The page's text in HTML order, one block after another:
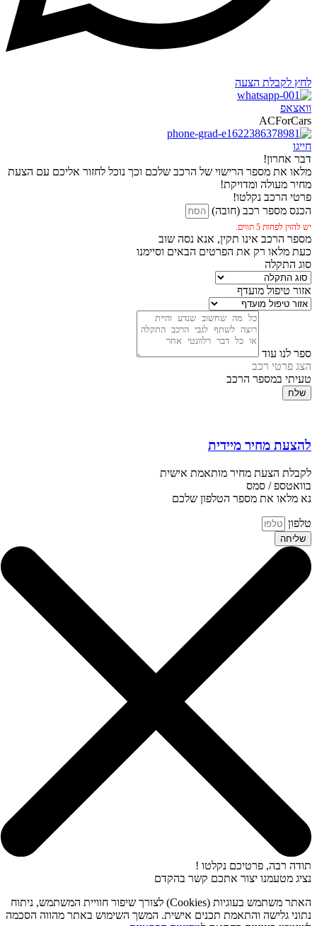
לחץ לקבלת הצעה
וואצאפ
ACForCars
חייגו
דבר אחרון!
מלאו את מספר הרישוי של הרכב שלכם וכך נוכל לחזור אליכם עם הצעת
מחיר מעולה ומדויקת!
פרטי הרכב נקלטו!
הכנס מספר רכב (חובה)
יש להזין לפחות 5 תווים.
מספר הרכב אינו תקין, אנא נסה שוב
כעת מלאו רק את הפרטים הבאים וסיימנו
סוג התקלה
אזור טיפול מועדף
ספר לנו עוד
הצג פרטי רכב
טעיתי במספר הרכב
שלח
להצעת מחיר מיידית
לקבלת הצעת מחיר מותאמת אישית
בוואטספ / סמס
נא מלאו את מספר הטלפון שלכם
טלפון
שליחה
תודה רבה, פרטיכם נקלטו !
נציג מטעמנו יצור אתכם קשר בהקדם
האתר משתמש בעוגיות (Cookies) לצורך שיפור חוויית המשתמש, ניתוח
נתוני גלישה והתאמת תכנים אישית. המשך השימוש באתר מהווה הסכמה